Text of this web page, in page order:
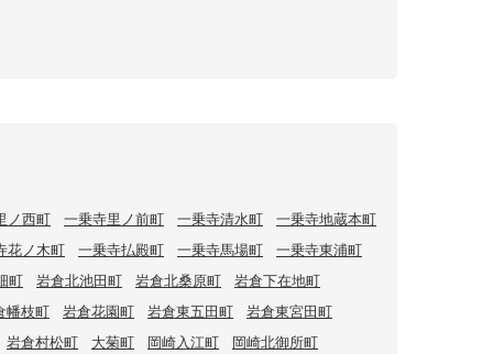
ノ西町 一乗寺里ノ前町 一乗寺清水町
一乗寺地蔵本町
花ノ木町
一乗寺払殿町 一乗寺馬場町
一乗寺東浦町
町
岩倉北池田町 岩倉北桑原町
岩倉下在地町
幡枝町
岩倉花園町 岩倉東五田町
岩倉東宮田町
岩倉村松町
大菊町 岡崎入江町
岡崎北御所町